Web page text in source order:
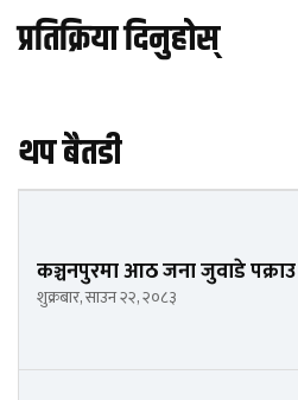
प्रतिक्रिया दिनुहोस्
थप बैतडी
कञ्चनपुरमा आठ जना जुवाडे पक्राउ
शुक्रबार, साउन २२, २०८३